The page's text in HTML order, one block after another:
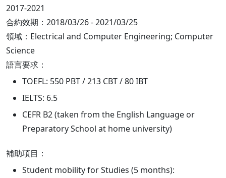
2017-2021
合約效期：2018/03/26 - 2021/03/25
領域：Electrical and Computer Engineering; Computer
Science
語言要求：
TOEFL: 550 PBT / 213 CBT / 80 IBT
IELTS: 6.5
CEFR B2 (taken from the English Language or
Preparatory School at home university)
補助項目：
Student mobility for Studies (5 months):